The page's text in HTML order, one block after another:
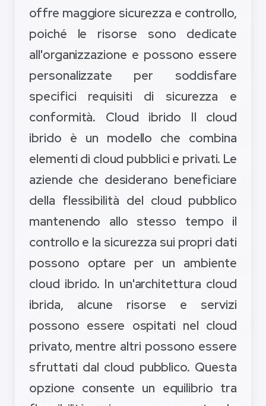
offre maggiore sicurezza e controllo,
poiché le risorse sono dedicate
all'organizzazione e possono essere
personalizzate per soddisfare
specifici requisiti di sicurezza e
conformità. Cloud ibrido Il cloud
ibrido è un modello che combina
elementi di cloud pubblici e privati. Le
aziende che desiderano beneficiare
della flessibilità del cloud pubblico
mantenendo allo stesso tempo il
controllo e la sicurezza sui propri dati
possono optare per un ambiente
cloud ibrido. In un'architettura cloud
ibrida, alcune risorse e servizi
possono essere ospitati nel cloud
privato, mentre altri possono essere
sfruttati dal cloud pubblico. Questa
opzione consente un equilibrio tra